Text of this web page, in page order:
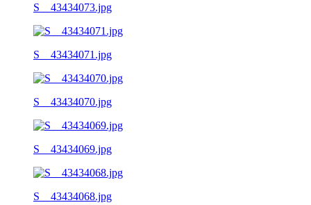
S__43434073.jpg
S__43434071.jpg
S__43434070.jpg
S__43434069.jpg
S__43434068.jpg